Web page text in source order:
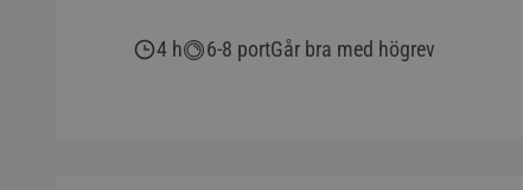
4 h 6-8 portGår bra med högrev